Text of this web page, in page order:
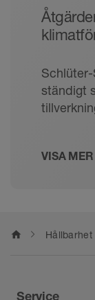
ständigt
VISA MER
home Hållbarhet
Service